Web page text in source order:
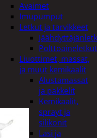
Avaimet
Imupumput
Letkut ja tarvikkeet
Polttoaineletkut
Liuottimet, massat,
ja muut kemikaalit
Alustamassat
ja pakkelit
Kemikaalit,
sprayt ja
silikonit
Lasi ja